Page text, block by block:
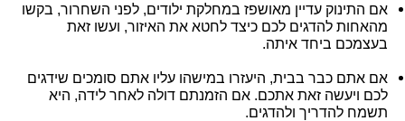
אם התינוק עדיין מאושפז במחלקת ילודים, לפני השחרור, בקשו
מהאחות להדגים לכם כיצד לחטא את האיזור, ועשו זאת
בעצמכם ביחד איתה.
אם אתם כבר בבית, היעזרו במישהו עליו אתם סומכים שידגים
לכם ויעשה זאת אתכם. אם הזמנתם דולה לאחר לידה, היא
תשמח להדריך ולהדגים.